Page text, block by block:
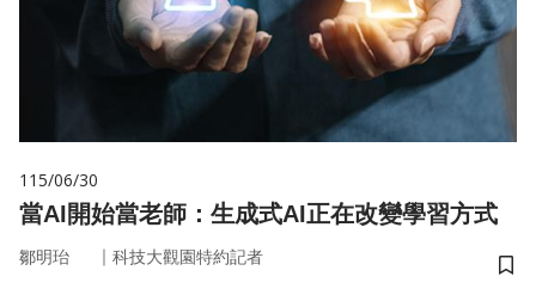
115/06/30
當AI開始當老師：生成式AI正在改變學習方式
鄒明珆 ｜ 科技大觀園特約記者
儲